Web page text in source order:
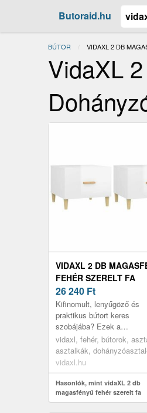
Butoraid.hu
BÚTOR JELENLEGI:
VIDAXL 2 DB
VidaXL
VIDAXL 2 DB
FEHÉR SZERELT FA
DOHÁNYZÓASZTAL 50
X 40 CM
26 240 Ft
Kifinomult, lenyűgöző és
praktikus bútort keres
szobájába? Ezek a
dohányzóasztalok
választások.
vidaxl, fehér, bútorok,
asztalkák,
vidaxl.hu
Hasonlók, mint vidaXL 2 db
magasfényű fehér szerelt fa
dohányzóasztal 50 x 50 x 40